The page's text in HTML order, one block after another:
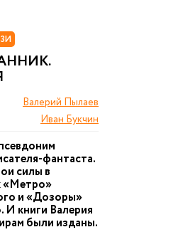
Валерий Пылаев
Иван Букчин
фантаста.
силы в
«Метро»
и «Дозоры»
И книги Валерия
были изданы.